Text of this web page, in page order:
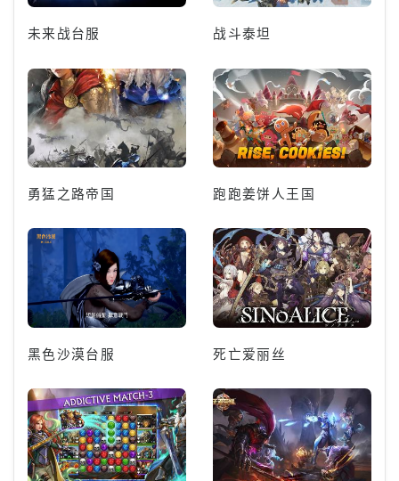
未来战台服 战斗泰坦
勇猛之路帝国 跑跑姜饼人王国
黑色沙漠台服 死亡爱丽丝